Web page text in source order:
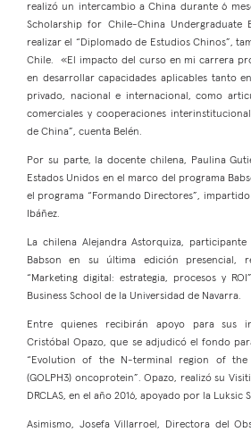
realizó un intercambio a China durante 6
Scholarship for Chile-China Undergraduate
realizar el “Diplomado de Estudios Chinos”,
Chile. «El impacto del curso en mi carrera
en desarrollar capacidades aplicables tanto
privado, nacional e internacional, como
comerciales y cooperaciones
de China”, cuenta Belén.
Por su parte, la docente chilena, Paulina
Estados Unidos en el marco del programa
el programa “Formando Directores”,
Ibáñez.
La chilena Alejandra Astorquiza,
Babson en su última edición presencial,
“Marketing digital: estrategia, procesos y
Business School de la Universidad de Navarra.
Entre quienes recibirán apoyo para sus
Cristóbal Opazo, que se adjudicó el fondo
“Evolution of the N-terminal region of the
(GOLPH3) oncoprotein”. Opazo, realizó su
DRCLAS, en el año 2016, apoyado por la Luksic
Asimismo, Josefa Villarroel, Directora del